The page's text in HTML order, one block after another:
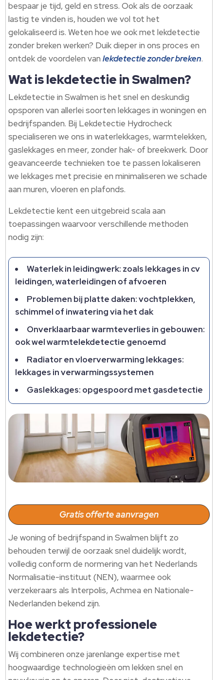
bespaar je tijd, geld en stress. Ook als de oorzaak
lastig te vinden is, houden we vol tot het
gelokaliseerd is. Weten hoe we ook met lekdetectie
zonder breken werken? Duik dieper in ons proces en
ontdek de voordelen vanlekdetectie zonder breken.
Wat is lekdetectie in Swalmen?
Lekdetectie in Swalmen is het snel en deskundig
opsporen van allerlei soorten lekkages in woningen en
bedrijfspanden. Bij Lekdetectie Hydrocheck
specialiseren we ons in waterlekkages, warmtelekken,
gaslekkages en meer, zonder hak- of breekwerk. Door
geavanceerde technieken toe te passen lokaliseren
we lekkages met precisie en minimaliseren we schade
aan muren, vloeren en plafonds.
Lekdetectie kent een uitgebreid scala aan
toepassingen waarvoor verschillende methoden
nodig zijn:
Waterlek in leidingwerk: zoals lekkages in cv
leidingen, waterleidingen of afvoeren
Problemen bij platte daken: vochtplekken,
schimmel of inwatering via het dak
Onverklaarbaar warmteverlies in gebouwen:
ook wel warmtelekdetectie genoemd
Radiator en vloerverwarming lekkages:
lekkages in verwarmingssystemen
Gaslekkages: opgespoord met gasdetectie
Gratis offerte aanvragen
Je woning of bedrijfspand in Swalmen blijft zo
behouden terwijl de oorzaak snel duidelijk wordt,
volledig conform de normering van het Nederlands
Normalisatie-instituut (NEN), waarmee ook
verzekeraars als Interpolis, Achmea en Nationale-
Nederlanden bekend zijn.
Hoe werkt professionele
lekdetectie?
Wij combineren onze jarenlange expertise met
hoogwaardige technologieën om lekken snel en